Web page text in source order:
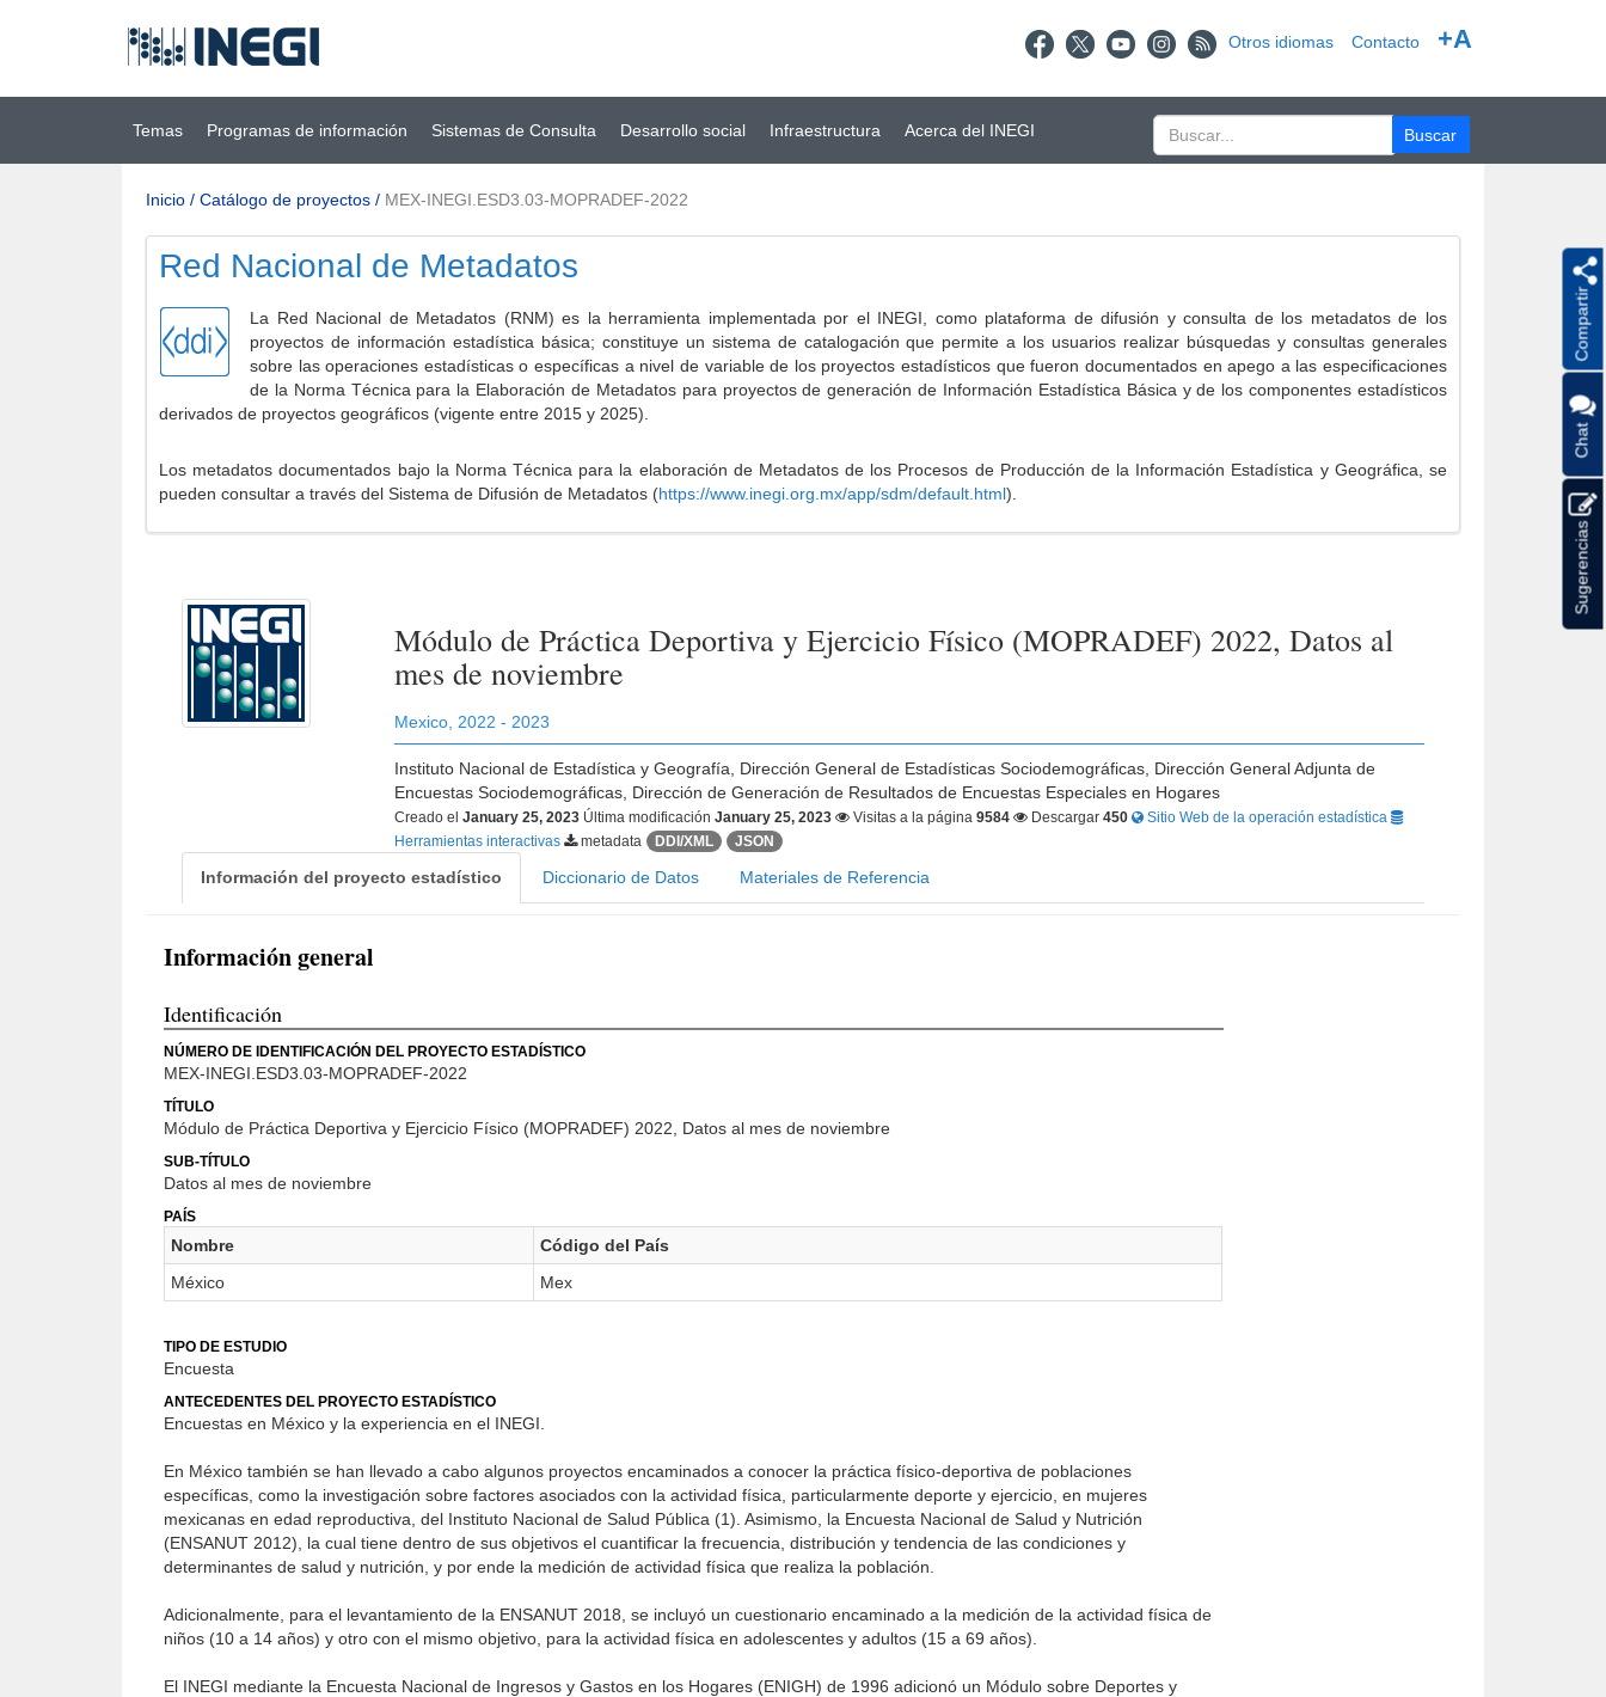
principal
(INEGI) Otros idiomas Contacto +A
Temas Programas de información Sistemas de Consulta Desarrollo social Infraestructura Acerca del INEGI
Inicio / Catálogo de proyectos / MEX-INEGI.ESD3.03-MOPRADEF-2022
Red Nacional de Metadatos
La Red Nacional de Metadatos (RNM) es la herramienta implementada por el INEGI, como plataforma de difusión y consulta de los metadatos de los
proyectos de información estadística básica; constituye un sistema de catalogación que permite a los usuarios realizar búsquedas y consultas generales
sobre las operaciones estadísticas o específicas a nivel de variable de los proyectos estadísticos que fueron documentados en apego a las especificaciones
de la Norma Técnica para la Elaboración de Metadatos para proyectos de generación de Información Estadística Básica y de los componentes estadísticos
derivados de proyectos geográficos (vigente entre 2015 y 2025).
Los metadatos documentados bajo la Norma Técnica para la elaboración de Metadatos de los Procesos de Producción de la Información Estadística y Geográfica, se
pueden consultar a través del Sistema de Difusión de Metadatos (https://www.inegi.org.mx/app/sdm/default.html).
Módulo de Práctica Deportiva y Ejercicio Físico (MOPRADEF) 2022, Datos al
mes de noviembre
Mexico 2022 - 2023
Instituto Nacional de Estadística y Geografía, Dirección General de Estadísticas Sociodemográficas, Dirección General Adjunta de
Encuestas Sociodemográficas, Dirección de Generación de Resultados de Encuestas Especiales en Hogares
Creado elJanuary 25, 2023 Última modificaciónJanuary 25, 2023 Visitas a la página9584 Descargar450
Sitio Web de la operación estadística
Herramientas interactivas
metadata DDI/XML JSON
Información del proyecto estadístico Diccionario de Datos Materiales de Referencia
Información general
Identificación
NÚMERO DE IDENTIFICACIÓN DEL PROYECTO ESTADÍSTICO
MEX-INEGI.ESD3.03-MOPRADEF-2022
TÍTULO
Módulo de Práctica Deportiva y Ejercicio Físico (MOPRADEF) 2022, Datos al mes de noviembre
SUB-TÍTULO
Datos al mes de noviembre
PAÍS
Nombre
Código del País
México
Mex
TIPO DE ESTUDIO
Encuesta
ANTECEDENTES DEL PROYECTO ESTADÍSTICO
Encuestas en México y la experiencia en el INEGI.
En México también se han llevado a cabo algunos proyectos encaminados a conocer la práctica físico-deportiva de poblaciones
específicas, como la investigación sobre factores asociados con la actividad física, particularmente deporte y ejercicio, en mujeres
mexicanas en edad reproductiva, del Instituto Nacional de Salud Pública (1). Asimismo, la Encuesta Nacional de Salud y Nutrición
(ENSANUT 2012), la cual tiene dentro de sus objetivos el cuantificar la frecuencia, distribución y tendencia de las condiciones y
determinantes de salud y nutrición, y por ende la medición de actividad física que realiza la población.
Adicionalmente, para el levantamiento de la ENSANUT 2018, se incluyó un cuestionario encaminado a la medición de la actividad física de
niños (10 a 14 años) y otro con el mismo objetivo, para la actividad física en adolescentes y adultos (15 a 69 años).
El INEGI mediante la Encuesta Nacional de Ingresos y Gastos en los Hogares (ENIGH) de 1996 adicionó un Módulo sobre Deportes y
Compartir
Chat
Sugerencias